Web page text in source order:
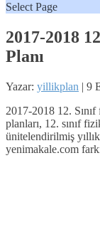
Select Page
2017-2018
Planı
Yazar: yillikplan | 9
2017-2018 12.
planları, 12. sınıf
ünitelendirilmiş
yenimakale.com